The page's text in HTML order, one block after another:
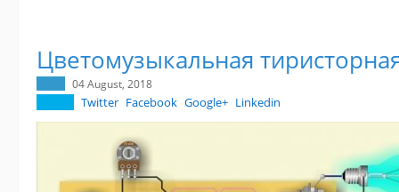
Цветомузыкальная
04 August, 2018
Twitter Facebook Google+ Linkedin